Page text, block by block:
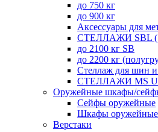
до 750 кг
до 900 кг
Аксессуары для
СТЕЛЛАЖИ SBL
до 2100 кг SB
до 2200 кг
Стеллаж для шин и
СТЕЛЛАЖИ MS U
Оружейные шкафы/
Сейфы оружейные
Шкафы оружейные
Верстаки